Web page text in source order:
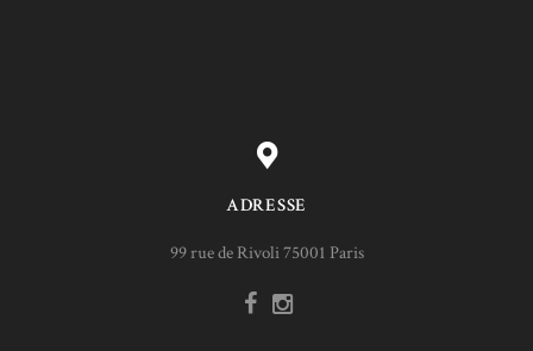
ADRESSE
99 rue de Rivoli 75001 Paris